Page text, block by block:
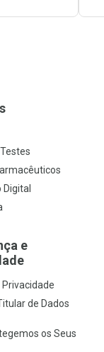
Digital
e
Privacidade
de Dados
os Seus